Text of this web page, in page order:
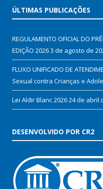
ÚLTIMAS PUBLICAÇÕES
REGULAMENTO OFICIAL DO
EDIÇÃO 20263 de agosto de
FLUXO UNIFICADO DE
Sexual contra Crianças e
Lei Aldir Blanc 202624 de abril
DESENVOLVIDO POR CR2